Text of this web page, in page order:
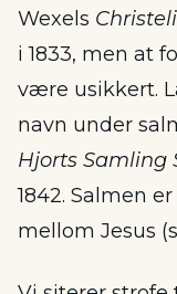
Wexels
i 1833, men at
være usikkert.
navn under
Hjorts Samling
1842. Salmen
mellom Jesus